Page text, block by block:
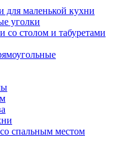
для маленькой кухни
уголки
со столом и табуретами
спальным местом